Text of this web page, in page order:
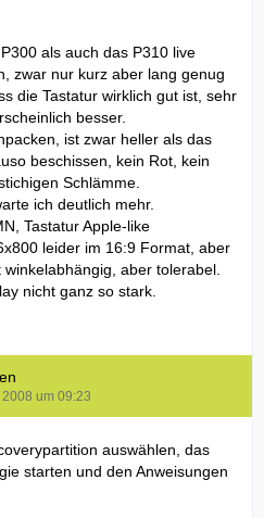
als auch das P310 live
zwar nur kurz aber lang genug
die Tastatur wirklich gut ist, sehr
besser.
ist zwar heller als das
beschissen, kein Rot, kein
Schlämme.
ich deutlich mehr.
Tastatur Apple-like
leider im 16:9 Format, aber
aber tolerabel.
nicht ganz so stark.
um 09:23
auswählen, das
starten und den Anweisungen